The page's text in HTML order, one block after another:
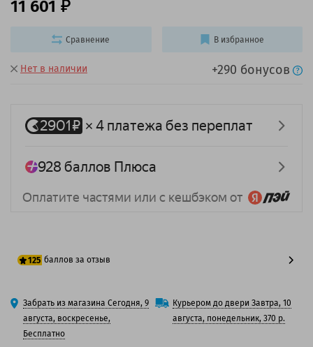
Нет в наличии +290 бонусов
11 601
125 баллов за отзыв
100 баллов
125 баллов
Забрать из магазина Сегодня, 9
августа, воскресенье,
Бесплатно
Курьером до двери Завтра, 10
августа, понедельник, 370 р.
Сравнение В избранное